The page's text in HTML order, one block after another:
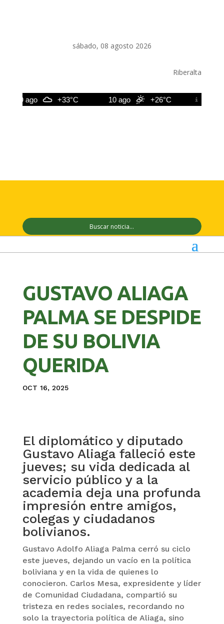
sábado, 08 agosto 2026
Riberalta
9 ago +33°C 10 ago +26°C 11 ago
GUSTAVO ALIAGA
PALMA SE DESPIDE
DE SU BOLIVIA
QUERIDA
OCT 16, 2025
El diplomático y diputado
Gustavo Aliaga falleció este
jueves; su vida dedicada al
servicio público y a la
academia deja una profunda
impresión entre amigos,
colegas y ciudadanos
bolivianos.
Gustavo Adolfo Aliaga Palma cerró su ciclo
este jueves, dejando un vacío en la política
boliviana y en la vida de quienes lo
conocieron. Carlos Mesa, expresidente y líder
de Comunidad Ciudadana, compartió su
tristeza en redes sociales, recordando no
solo la trayectoria política de Aliaga, sino